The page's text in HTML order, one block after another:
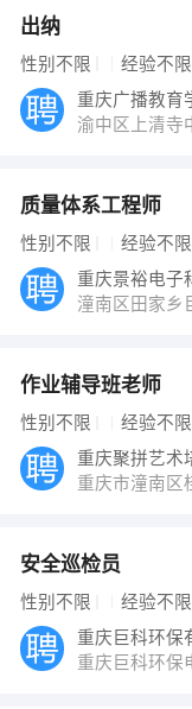
出纳
性别不限 经验不限
重庆广播教育
渝中区上清寺
质量体系工程师
性别不限 经验不限
重庆景裕电子
潼南区田家乡
作业辅导班老师
性别不限 经验不限
重庆聚拼艺术
重庆市潼南区
安全巡检员
性别不限 经验不限
重庆巨科环保
重庆巨科环保